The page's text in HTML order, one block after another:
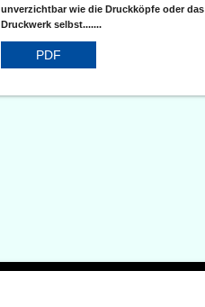
unverzichtbar wie die Druckköpfe oder das
Druckwerk selbst.......
PDF